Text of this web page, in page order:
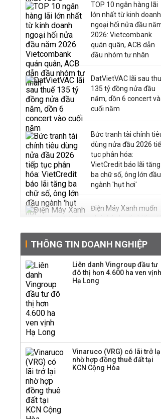
TOP 10 ngân hàng lãi
lớn nhất từ kinh doanh
ngoại hối nửa đầu
2026: Vietcombank
quán quân, ACB dẫn
đầu nhóm tư nhân
DatVietVAC lãi sau
135 tỷ đồng nửa đầu
năm, dồn 6 concert
cuối năm
Bức tranh tài chính
dùng nửa đầu 2026
tục phân hóa:
VietCredit báo lãi tăng
ba chữ số, ông lớn đầu
ngành 'hụt hơi'
Điện Máy Xanh muốn
phát hành cổ phiếu với
Sau nhịp điều chỉnh
mạnh, CTCK nhìn thấy
cơ hội ở nhóm cổ phiếu
thanh lý toàn bộ cửa
hàng
THÔNG TIN DOANH NGHIỆP
Liên danh Vingroup đầu tư
đô thị hơn 4.600 ha ven vịnh
Hạ Long
Vinaruco (VRG) có lãi trở
nhờ hợp đồng thuê đất tại
KCN Cộng Hòa